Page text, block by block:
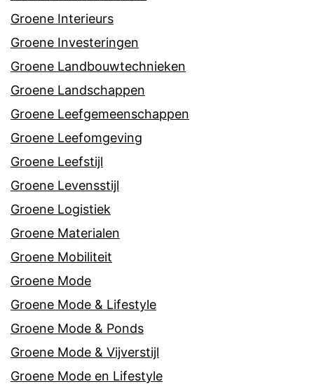
Groene Interieurs
Groene Investeringen
Groene Landbouwtechnieken
Groene Landschappen
Groene Leefgemeenschappen
Groene Leefomgeving
Groene Leefstijl
Groene Levensstijl
Groene Logistiek
Groene Materialen
Groene Mobiliteit
Groene Mode
Groene Mode & Lifestyle
Groene Mode & Ponds
Groene Mode & Vijverstijl
Groene Mode en Lifestyle